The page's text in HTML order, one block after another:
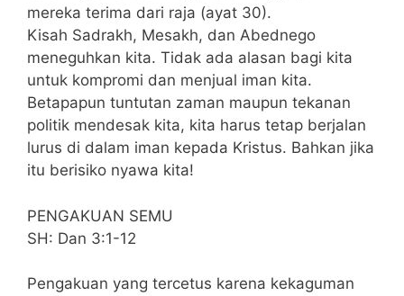
mereka terima dari raja (ayat 30).
Kisah Sadrakh, Mesakh, dan Abednego
meneguhkan kita. Tidak ada alasan bagi kita
untuk kompromi dan menjual iman kita.
Betapapun tuntutan zaman maupun tekanan
politik mendesak kita, kita harus tetap berjalan
lurus di dalam iman kepada Kristus. Bahkan jika
itu berisiko nyawa kita!
PENGAKUAN SEMU
SH: Dan 3:1-12
Pengakuan yang tercetus karena kekaguman